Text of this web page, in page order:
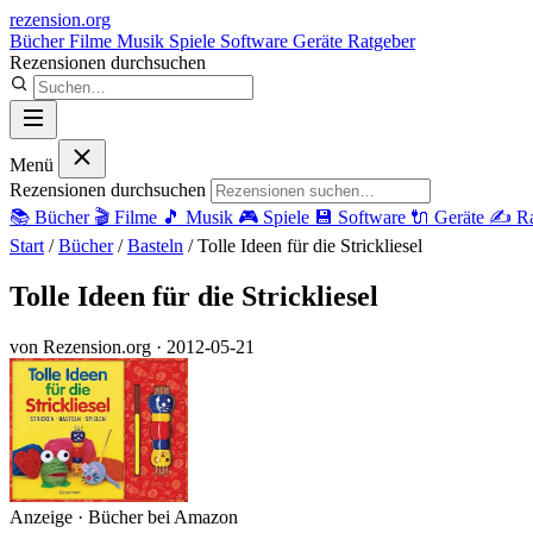
rezension.org
BücherFilme Musik Spiele Software Geräte Ratgeber
Rezensionen durchsuchen
Menü
Rezensionen durchsuchen
📚 Bücher 🎬 Filme 🎵 Musik 🎮 Spiele 💾 Software 🔌 Geräte ✍️
Start / Bücher / Basteln / Tolle Ideen für die Strickliesel
Tolle Ideen für die Strickliesel
von Rezension.org · 2012-05-21
Anzeige · Bücher bei Amazon